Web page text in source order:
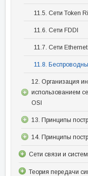
11.5. Сети Token
11.6. Сети FDDI
11.7. Сети Ethernet
11.8.
12. Организация
использованием
OSI
13. Принципы
14. Принципы
Сети связи и
Теория передачи